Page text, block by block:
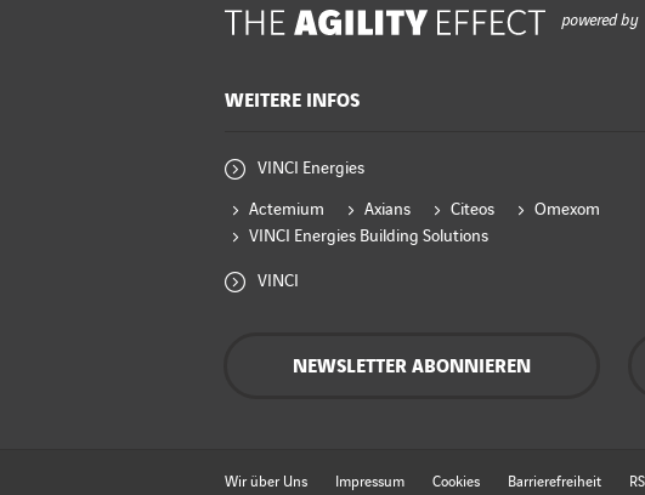
powered by
WEITERE INFOS
VINCI Energies
Actemium Axians Citeos
Omexom
VINCI Energies Building Solutions
VINCI
NEWSLETTER ABONNIEREN
Wir über Uns Impressum Cookies Barrierefreiheit